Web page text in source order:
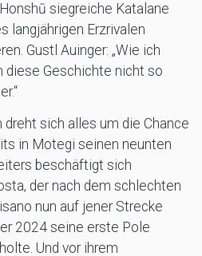
siegreiche Katalane
langjährigen Erzrivalen
Gustl Auinger: „Wie ich
diese Geschichte nicht so
dreht sich alles um die Chance
in Motegi seinen neunten
beschäftigt sich
der nach dem schlechten
nun auf jener Strecke
2024 seine erste Pole
Und vor ihrem